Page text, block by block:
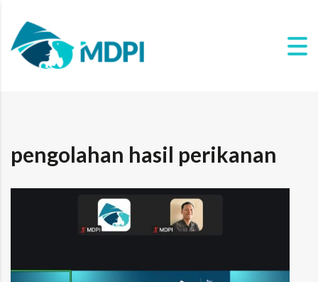
pengolahan hasil perikanan